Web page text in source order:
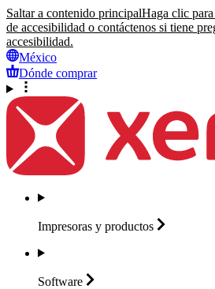
Saltar a contenido principalHaga clic
de accesibilidad o contáctenos si tiene
accesibilidad.
México
Dónde comprar
Impresoras y productos
Software